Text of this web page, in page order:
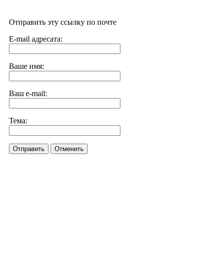
Отправить эту ссылку по почте
E-mail адресата:
Ваше имя:
Ваш e-mail:
Тема:
Отправить Отменить